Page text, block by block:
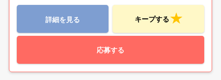
詳細を見る キープする
応募する